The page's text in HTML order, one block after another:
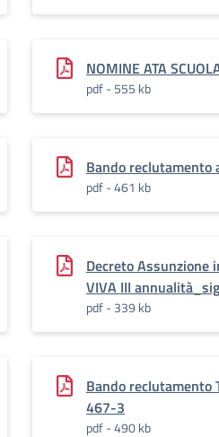
NOMINE ATA
pdf - 555 kb
Bando
pdf - 461 kb
Decreto Assunzione
VIVA III
pdf - 339 kb
Bando reclutamento
467-3
pdf - 490 kb